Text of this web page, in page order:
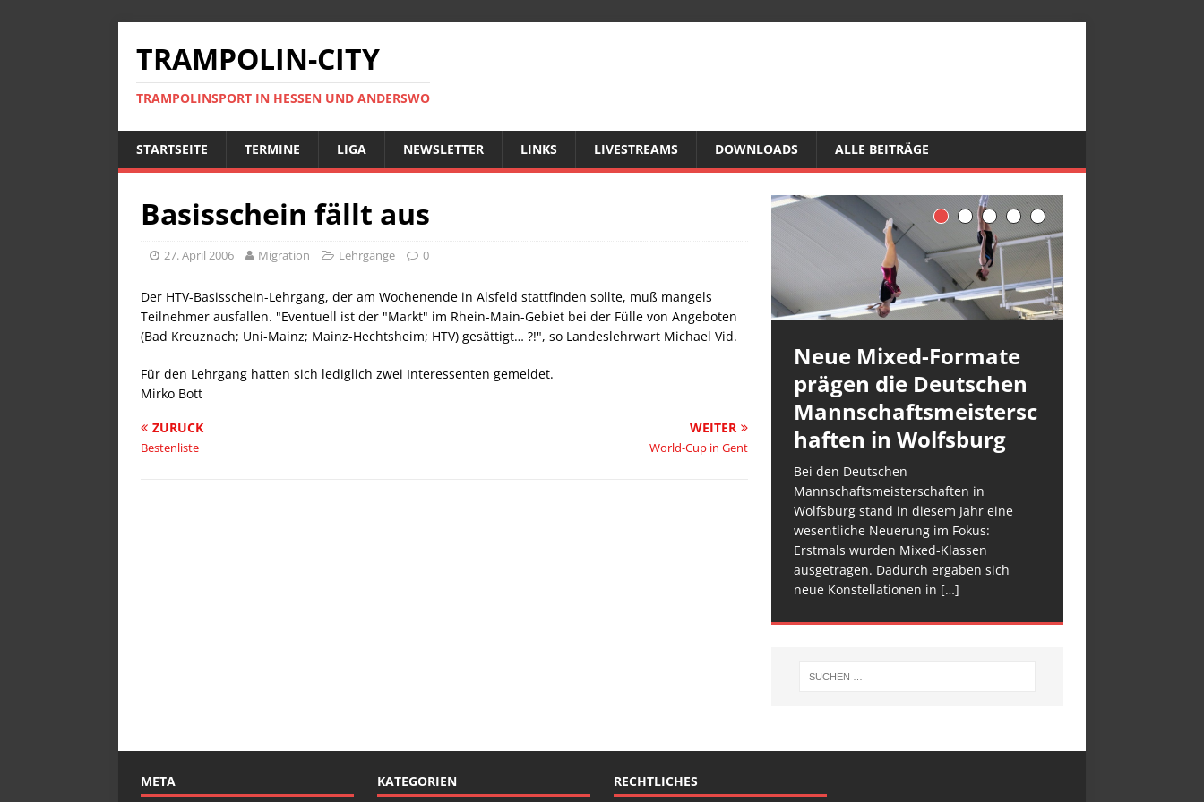
TRAMPOLIN-CITY
TRAMPOLINSPORT IN HESSEN UND ANDERSWO
STARTSEITE TERMINE LIGA NEWSLETTER LINKS LIVESTREAMS DOWNLOADS ALLE BEITRÄGE
Basisschein fällt aus
27. April 2006 Migration Lehrgänge 0
Der HTV-Basisschein-Lehrgang, der am Wochenende in Alsfeld stattfinden sollte, muß mangels
Teilnehmer ausfallen. "Eventuell ist der "Markt" im Rhein-Main-Gebiet bei der Fülle von Angeboten
(Bad Kreuznach; Uni-Mainz; Mainz-Hechtsheim; HTV) gesättigt… ?!", so Landeslehrwart Michael Vid.
Für den Lehrgang hatten sich lediglich zwei Interessenten gemeldet.
Mirko Bott
ZURÜCK
Bestenliste
WEITER
World-Cup in Gent
Neue Mixed-Formate
prägen die Deutschen
Mannschaftsmeistersc
haften in Wolfsburg
Bei den Deutschen
Mannschaftsmeisterschaften in
Wolfsburg stand in diesem Jahr eine
wesentliche Neuerung im Fokus:
Erstmals wurden Mixed-Klassen
ausgetragen. Dadurch ergaben sich
neue Konstellationen in […]
META KATEGORIEN RECHTLICHES